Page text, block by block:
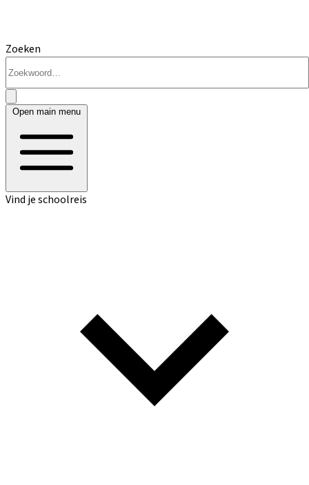
Zoeken
Open main menu
Vind je schoolreis